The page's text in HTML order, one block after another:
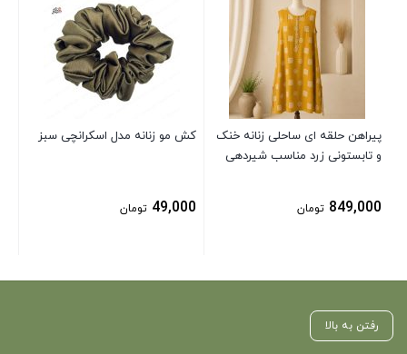
پیراهن حلقه ای ساحلی زنانه خنک
و تابستونی زرد مناسب شیردهی
849,000 تومان
کش مو زنانه مدل اسکرانچی سبز
49,000 تومان
رفتن به بالا